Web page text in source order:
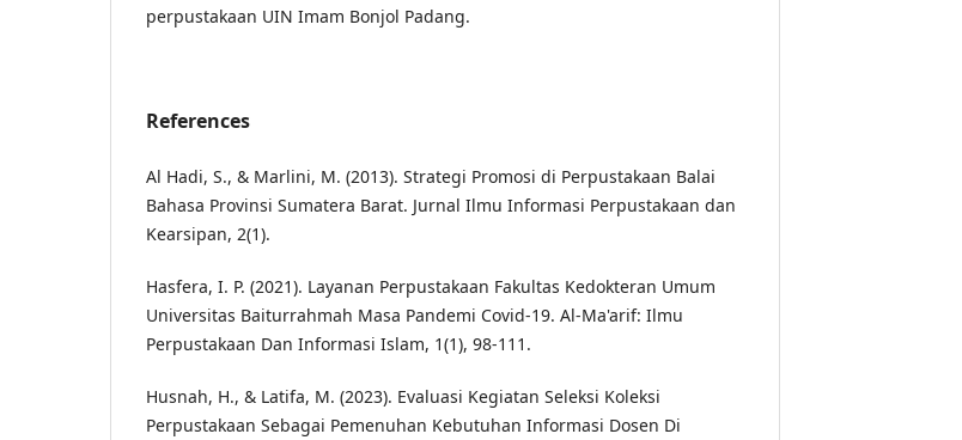
perpustakaan UIN Imam Bonjol Padang.
References
Al Hadi, S., & Marlini, M. (2013). Strategi Promosi di Perpustakaan Balai
Bahasa Provinsi Sumatera Barat. Jurnal Ilmu Informasi Perpustakaan dan
Kearsipan, 2(1).
Hasfera, I. P. (2021). Layanan Perpustakaan Fakultas Kedokteran Umum
Universitas Baiturrahmah Masa Pandemi Covid-19. Al-Ma'arif: Ilmu
Perpustakaan Dan Informasi Islam, 1(1), 98-111.
Husnah, H., & Latifa, M. (2023). Evaluasi Kegiatan Seleksi Koleksi
Perpustakaan Sebagai Pemenuhan Kebutuhan Informasi Dosen Di